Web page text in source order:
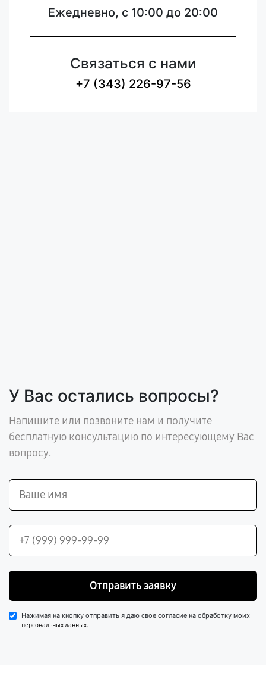
Ежедневно, с 10:00 до 20:00
Связаться с нами
+7 (343) 226-97-56
У Вас остались вопросы?
Напишите или позвоните нам и получите
бесплатную консультацию по интересующему Вас
вопросу.
Отправить заявку
Нажимая на кнопку отправить я даю свое согласие на обработку моих
персональных данных.